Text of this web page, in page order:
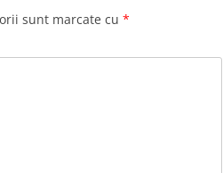
sunt marcate cu *